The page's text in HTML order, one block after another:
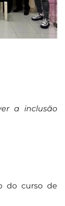
a inclusão
do curso de